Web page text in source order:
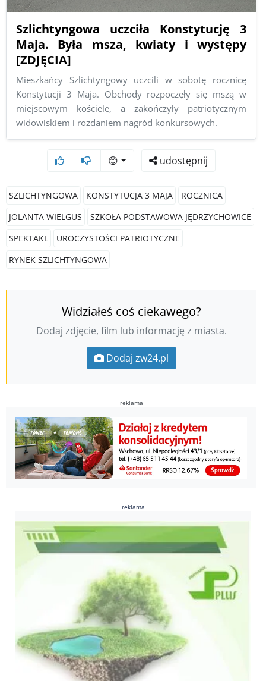
Szlichtyngowa uczciła Konstytucję 3
Maja. Była msza, kwiaty i występy
[ZDJĘCIA]
Mieszkańcy Szlichtyngowy uczcili w sobotę rocznicę
Konstytucji 3 Maja. Obchody rozpoczęły się mszą w
miejscowym kościele, a zakończyły patriotycznym
widowiskiem i rozdaniem nagród konkursowych.
😊 udostępnij
SZLICHTYNGOWA KONSTYTUCJA 3 MAJA
ROCZNICA
JOLANTA WIELGUS
SZKOŁA PODSTAWOWA JĘDRZYCHOWICE
SPEKTAKL
UROCZYSTOŚCI PATRIOTYCZNE
RYNEK SZLICHTYNGOWA
Widziałeś coś ciekawego?
Dodaj zdjęcie, film lub informację z miasta.
Dodaj zw24.pl
reklama
reklama